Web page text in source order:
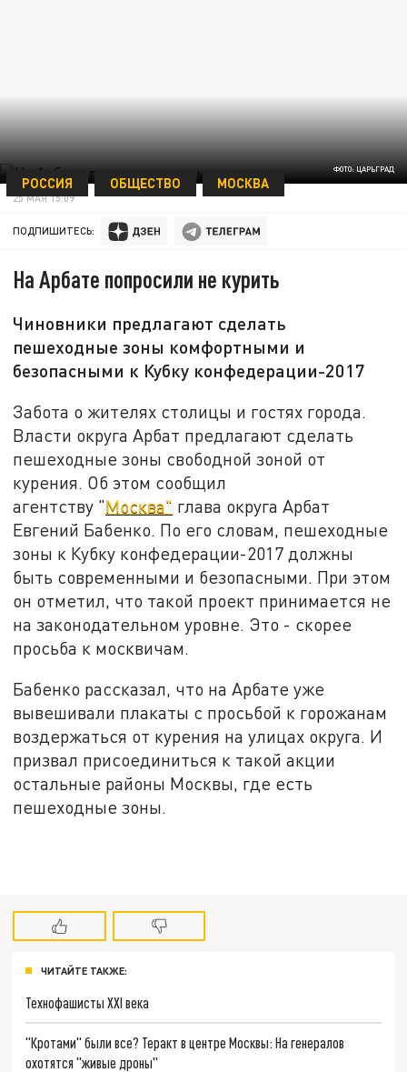
ФОТО: ЦАРЬГРАД
РОССИЯ ОБЩЕСТВО МОСКВА
25 МАЯ 15:09
ПОДПИШИТЕСЬ:
На Арбате попросили не курить
Чиновники предлагают сделать
пешеходные зоны комфортными и
безопасными к Кубку конфедерации-2017
Забота о жителях столицы и гостях города.
Власти округа Арбат предлагают сделать
пешеходные зоны свободной зоной от
курения. Об этом сообщил
агентству "Москва" глава округа Арбат
Евгений Бабенко. По его словам, пешеходные
зоны к Кубку конфедерации-2017 должны
быть современными и безопасными. При этом
он отметил, что такой проект принимается не
на законодательном уровне. Это - скорее
просьба к москвичам.
Бабенко рассказал, что на Арбате уже
вывешивали плакаты с просьбой к горожанам
воздержаться от курения на улицах округа. И
призвал присоединиться к такой акции
остальные районы Москвы, где есть
пешеходные зоны.
ЧИТАЙТЕ ТАКЖЕ:
Технофашисты XXI века
"Кротами" были все? Теракт в центре Москвы: На генералов
охотятся "живые дроны"